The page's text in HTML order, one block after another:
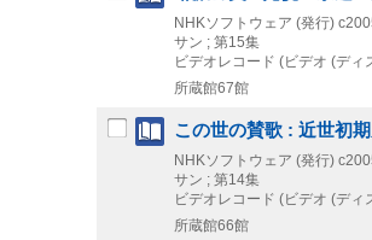
NHKソフトウェア (発行)
サン ; 第15集
ビデオレコード (ビデオ (ディ
所蔵館67館
この世の賛歌 : 近世初
NHKソフトウェア (発行)
サン ; 第14集
ビデオレコード (ビデオ (ディ
所蔵館66館